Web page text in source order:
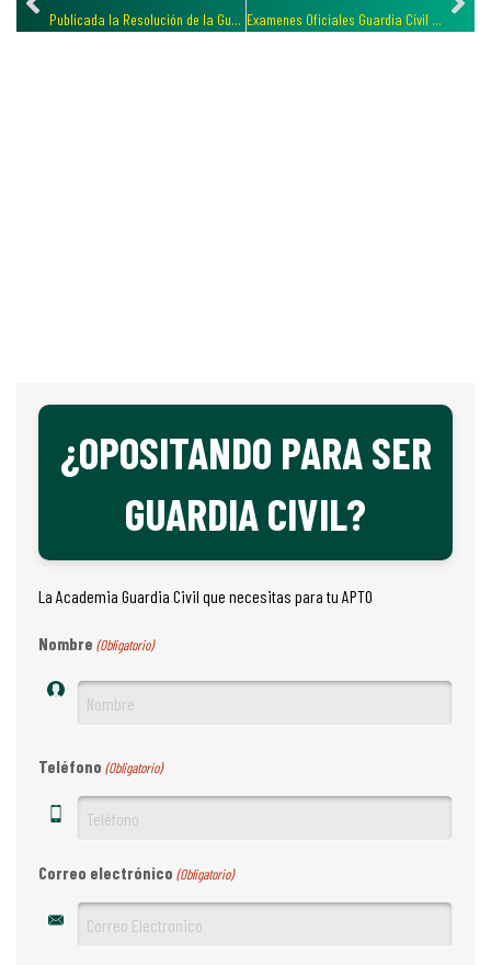
Publicada la Resolución de la Guardia Civil sobre Admitidos y Excluidos Examenes Oficiales Guardia Civil 2024 y plantilla de respuestas, descargatelo gratis
¿OPOSITANDO PARA SER
GUARDIA CIVIL?
La Academia Guardia Civil que necesitas para tu APTO
Nombre (Obligatorio)
Teléfono (Obligatorio)
Correo electrónico (Obligatorio)